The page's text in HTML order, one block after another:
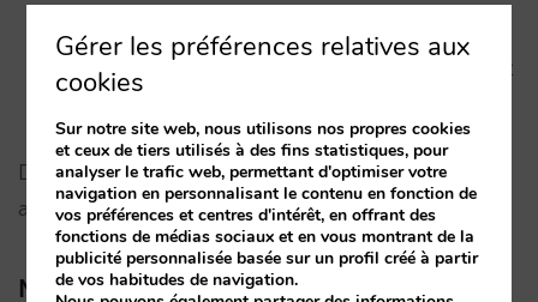
Nous les avons également
migrées à https et
http2 , en les dotant d’une plus grande sécurité et
D’autre part, nous avons réalisé des intégrations
avec des chatbots leader commeQuicktext
Nouveaux sites web d’hôtels et de chaînes
Gérer les préférences relatives aux
cookies
Sur notre site web, nous utilisons nos propres cookies
et ceux de tiers utilisés à des fins statistiques, pour
analyser le trafic web, permettant d'optimiser votre
navigation en personnalisant le contenu en fonction de
vos préférences et centres d'intérêt, en offrant des
fonctions de médias sociaux et en vous montrant de la
publicité personnalisée basée sur un profil créé à partir
de vos habitudes de navigation.